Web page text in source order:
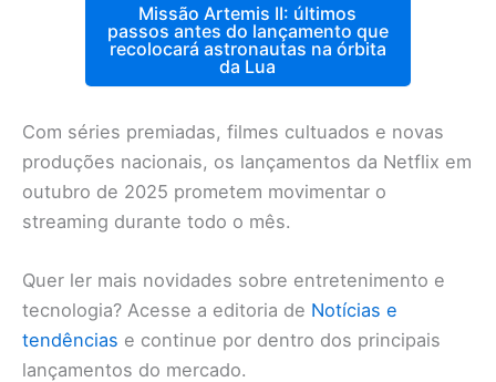
Missão Artemis II: últimos
passos antes do lançamento que
recolocará astronautas na órbita
da Lua
Com séries premiadas, filmes cultuados e novas
produções nacionais, os lançamentos da Netflix em
outubro de 2025 prometem movimentar o
streaming durante todo o mês.
Quer ler mais novidades sobre entretenimento e
tecnologia? Acesse a editoria de Notícias e
tendências e continue por dentro dos principais
lançamentos do mercado.